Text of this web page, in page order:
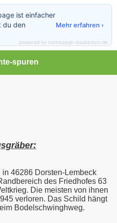
spuren
46286 Dorsten-Lembeck
des Friedhofes 63
Die meisten von ihnen
verloren. Das Schild hängt
Bodelschwinghweg.
ist einfacher
du den
Mehr erfahren ›
powered by homepage-baukasten.de